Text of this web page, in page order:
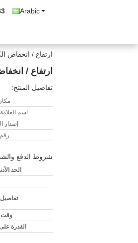
Arabic
ارتفاع / انخفاض
ارتفاع /
تفاصيل المنتج:
اسم
إصدار
شروط الدفع
الحد
وقت
القدرة